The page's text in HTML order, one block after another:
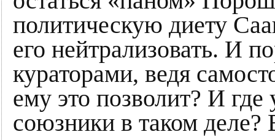
политическую диету
его нейтрализовать. И
кураторами, ведя
ему это позволит? И где
союзники в таком